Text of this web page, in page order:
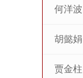
何洋波
胡懿娟
贾金柱